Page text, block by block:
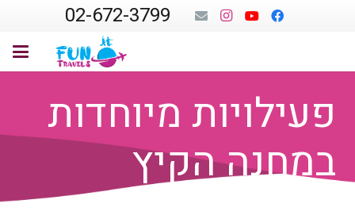
02-672-3799
פעילויות מיוחדות
במחנה הקיץ